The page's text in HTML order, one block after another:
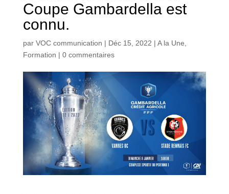
Coupe Gambardella est
connu.
par VOC communication | Déc 15, 2022 | A la Une,
Formation | 0 commentaires